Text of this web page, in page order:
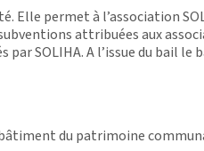
permet à l’association
attribuées aux
SOLIHA. A l’issue du bail
du patrimoine